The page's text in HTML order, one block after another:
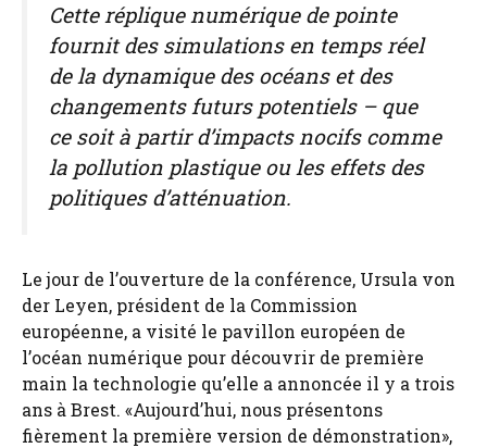
Cette réplique numérique de pointe
fournit des simulations en temps réel
de la dynamique des océans et des
changements futurs potentiels – que
ce soit à partir d’impacts nocifs comme
la pollution plastique ou les effets des
politiques d’atténuation.
Le jour de l’ouverture de la conférence, Ursula von
der Leyen, président de la Commission
européenne, a visité le pavillon européen de
l’océan numérique pour découvrir de première
main la technologie qu’elle a annoncée il y a trois
ans à Brest. «Aujourd’hui, nous présentons
fièrement la première version de démonstration»,